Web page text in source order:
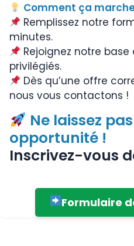
Comment ça
Remplissez notre
minutes.
Rejoignez notre
privilégiés.
Dès qu’une offre
nous vous contactons !
Ne laissez
opportunité !
Inscrivez-vous
Formulaire